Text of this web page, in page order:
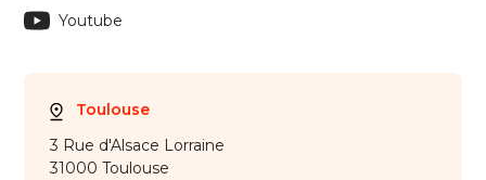
Youtube
Toulouse
3 Rue d'Alsace Lorraine
31000 Toulouse